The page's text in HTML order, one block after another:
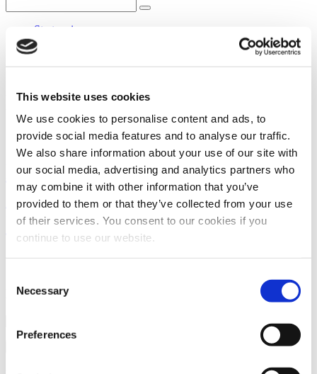
This website uses cookies
We use cookies to personalise content and ads, to
provide social media features and to analyse our traffic.
We also share information about your use of our site with
our social media, advertising and analytics partners who
may combine it with other information that you’ve
provided to them or that they’ve collected from your use
of their services. You consent to our cookies if you
continue to use our website.
Selection
Necessary
Preferences
Startpagina
Individuele producten
Downloaden
Constructie en advies
Downloaden
Informatie eenvoudig downloaden
Klik hier om naar de actuele
downloads van onze
kunststoffen te gaan.
Constructie en advies
Downloads